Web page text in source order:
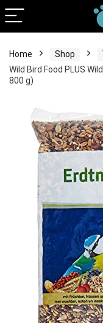
Home Shop
Wild Bird Food PLUS
800 g)